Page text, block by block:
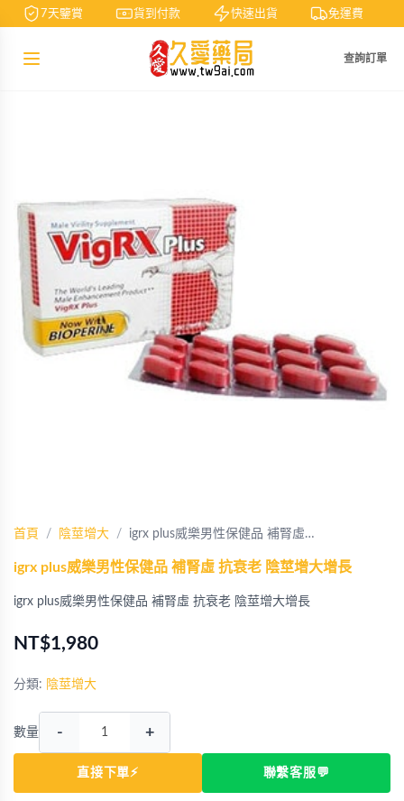
7天鑒賞 貨到付款 快速出貨 免運費
查詢訂單
首頁 陰莖增大 igrx plus威樂男性保健品 補腎虛…
igrx plus威樂男性保健品 補腎虛 抗衰老 陰莖增大增長
igrx plus威樂男性保健品 補腎虛 抗衰老 陰莖增大增長
NT$1,980
分類: 陰莖增大
數量 - +
直接下單⚡ 聯繫客服💬